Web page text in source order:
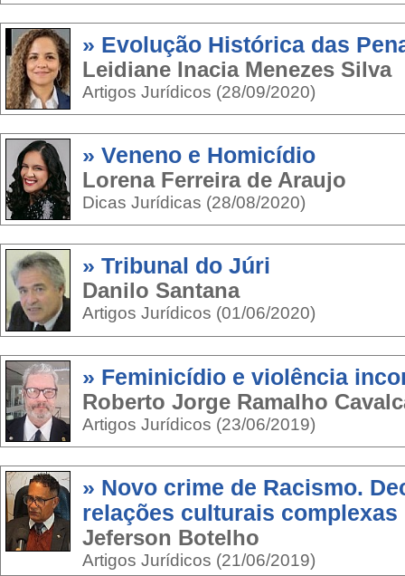
» Evolução Histórica das
Leidiane Inacia Menezes Silva
Artigos Jurídicos (28/09/2020)
» Veneno e Homicídio
Lorena Ferreira de Araujo
Dicas Jurídicas (28/08/2020)
» Tribunal do Júri
Danilo Santana
Artigos Jurídicos (01/06/2020)
» Feminicídio e violência
Roberto Jorge Ramalho
Artigos Jurídicos (23/06/2019)
» Novo crime de Racismo.
relações culturais complexas
Jeferson Botelho
Artigos Jurídicos (21/06/2019)